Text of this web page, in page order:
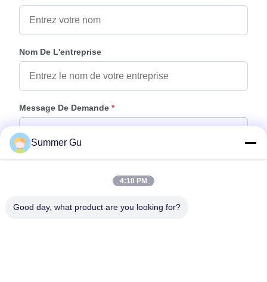
Nom De L'entreprise
Message De Demande *
Joindre Des Fichiers
Summer Gu
4:10 PM
Good day, what product are you looking for?